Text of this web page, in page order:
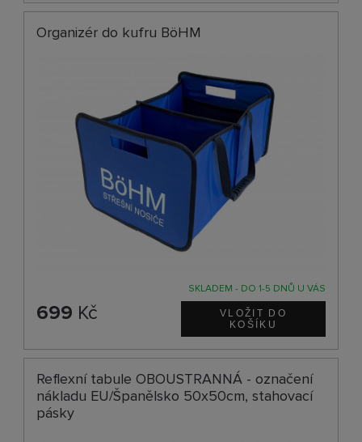
Organizér do kufru BöHM
SKLADEM - DO 1-5 DNŮ U VÁS
699 Kč
Reflexní tabule OBOUSTRANNÁ - označení
nákladu EU/Španělsko 50x50cm, stahovací
pásky